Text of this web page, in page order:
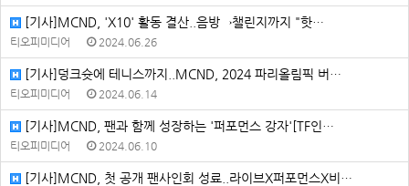
[기사]MCND, 'X10' 활동 결산..음방→챌린지까지 "핫…
티오피미디어 2024.06.26
[기사]덩크슛에 테니스까지..MCND, 2024 파리올림픽 버…
티오피미디어 2024.06.14
[기사]MCND, 팬과 함께 성장하는 '퍼포먼스 강자'[TF인…
티오피미디어 2024.06.10
[기사]MCND, 첫 공개 팬사인회 성료..라이브X퍼포먼스X비…